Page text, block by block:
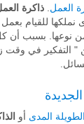
العمل ذاكرة
للقيام
نوعها. بسبب
في وقت
المدى أو